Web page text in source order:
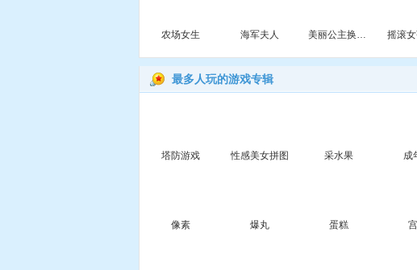
农场女生 海军夫人 美丽公主换衣间
最多人玩的游戏专辑
塔防游戏 性感美女拼图 采水果 成
像素 爆丸 蛋糕